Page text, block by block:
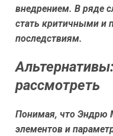
внедрением. В ряде
стать критичными и
последствиям.
рассмотреть
Понимая, что Эндрю
элементов и